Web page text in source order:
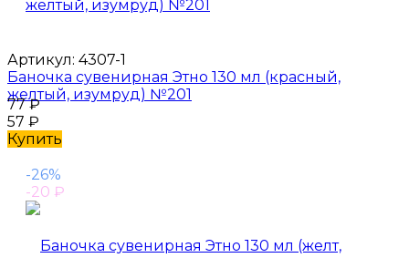
Артикул: 4307-1
Баночка сувенирная Этно 130 мл (красный,
желтый, изумруд) №201
77₽
57 ₽
Купить
-26%
-20 ₽